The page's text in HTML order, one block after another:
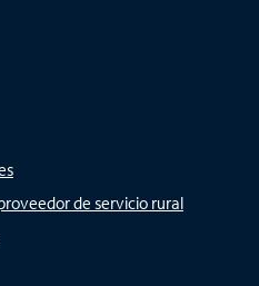
de servicio rural